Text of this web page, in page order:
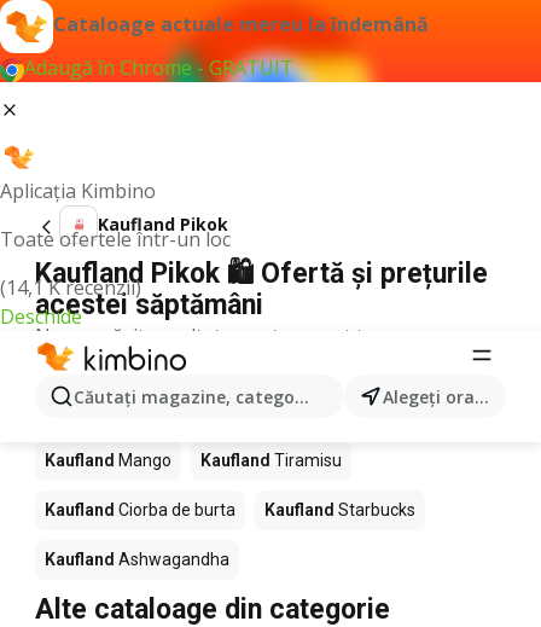
Cataloage actuale mereu la îndemână
Adaugă în Chrome - GRATUIT
Aplicația Kimbino
Toate ofertele într-un loc
(14,1 K recenzii)
Deschide
Căutaţi magazine, categorii, produse... Alegeţi oraşul
Kaufland Pikok
Kaufland Pikok 🛍️ Ofertă și prețurile
acestei săptămâni
Nu am găsit rezultate pentru acest termen.
Alte produse în magazine Kaufland
Kaufland Pizza Kaufland Kiwi Kaufland Apă
Kaufland Mango Kaufland Tiramisu
Kaufland Ciorba de burta Kaufland Starbucks
Kaufland Ashwagandha
Alte cataloage din categorie